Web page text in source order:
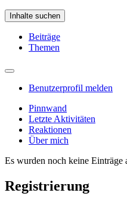
Inhalte suchen
Beiträge
Themen
Benutzerprofil melden
Pinnwand
Letzte Aktivitäten
Reaktionen
Über mich
Es wurden noch keine Einträge
Registrierung